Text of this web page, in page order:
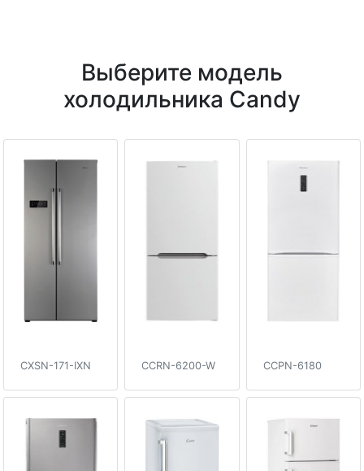
Выберите модель
холодильника Candy
CXSN-171-IXN CCRN-6200-W CCPN-6180